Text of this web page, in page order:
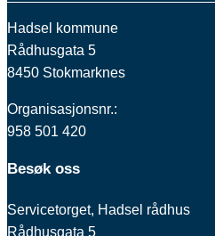
Hadsel kommune
Rådhusgata 5
8450 Stokmarknes
Organisasjonsnr.:
958 501 420
Besøk oss
Servicetorget, Hadsel rådhus
Rådhusgata 5